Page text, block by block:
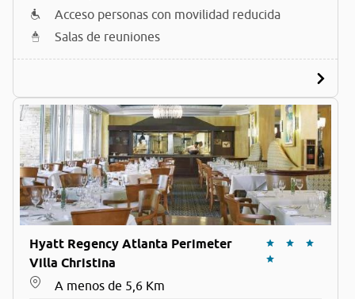
Acceso personas con movilidad reducida
Salas de reuniones
Hyatt Regency Atlanta Perimeter
Villa Christina
A menos de 5,6 Km